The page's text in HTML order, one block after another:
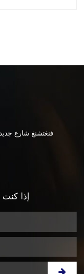
إذا